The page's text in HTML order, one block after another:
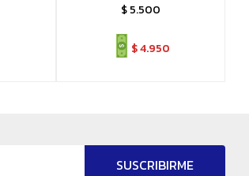
$5.500
$4.950
SUSCRIBIRME